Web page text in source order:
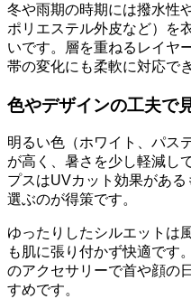
冬や雨期の時期には撥水性
ポリエステル外皮など）を
いです。層を重ねるレイヤ
帯の変化にも柔軟に対応で
色やデザインの工夫で
明るい色（ホワイト、パス
が高く、暑さを少し軽減し
プスはUVカット効果があ
選ぶのが得策です。
ゆったりしたシルエットは
も肌に張り付かず快適です
のアクセサリーで首や顔の
すめです。